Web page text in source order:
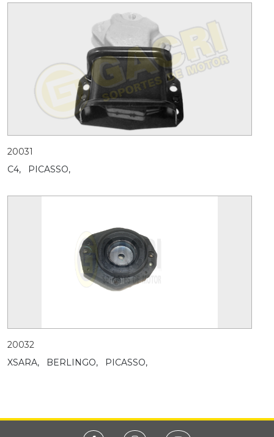
20031
C4,
PICASSO,
20032
XSARA,
BERLINGO, PICASSO,